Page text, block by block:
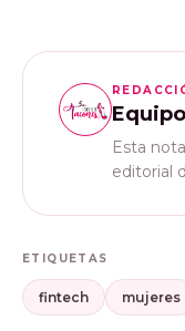
Esta
editorial
ETIQUETAS
fintech mujeres